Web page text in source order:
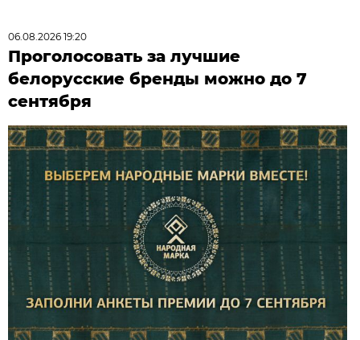
06.08.2026 19:20
Проголосовать за лучшие
белорусские бренды можно до 7
сентября